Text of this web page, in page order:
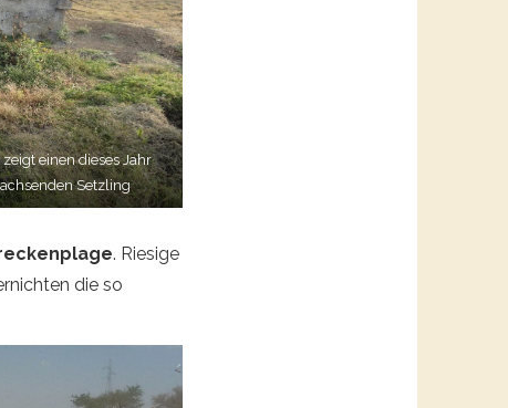
einen dieses Jahr
Setzling
. Riesige
die so